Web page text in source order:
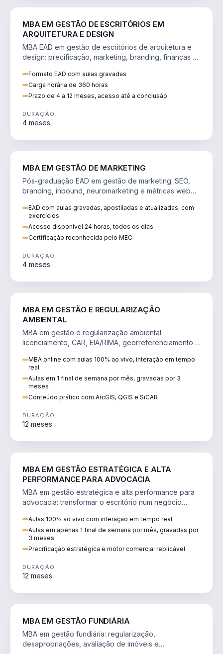
MBA EM GESTÃO DE ESCRITÓRIOS EM
ARQUITETURA E DESIGN
MBA EAD em gestão de escritórios de arquitetura e
design: precificação, marketing, branding, finanças e
Formato EAD com aulas gravadas
Carga horária de 360 horas
Prazo de 4 a 12 meses, acesso até a conclusão
DURAÇÃO
4 meses
MBA EM GESTÃO DE MARKETING
Pós-graduação EAD em gestão de marketing: SEO,
branding, inbound, neuromarketing e métricas web
EAD com aulas gravadas, apostiladas e atualizadas, com
exercícios
Acesso disponível 24 horas, todos os dias
Certificação reconhecida pelo MEC
DURAÇÃO
4 meses
MBA EM GESTÃO E REGULARIZAÇÃO
AMBIENTAL
MBA em gestão e regularização ambiental:
licenciamento, CAR, EIA/RIMA, georreferenciamento e
MBA online com aulas 100% ao vivo, interação em tempo
real
Aulas em 1 final de semana por mês, gravadas por 3
meses
Conteúdo prático com ArcGIS, QGIS e SiCAR
DURAÇÃO
12 meses
MBA EM GESTÃO ESTRATÉGICA E ALTA
PERFORMANCE PARA ADVOCACIA
MBA em gestão estratégica e alta performance para
advocacia: transformar o escritório num negócio
Aulas 100% ao vivo com interação em tempo real
Aulas em apenas 1 final de semana por mês, gravadas por
3 meses
Precificação estratégica e motor comercial replicável
DURAÇÃO
12 meses
MBA EM GESTÃO FUNDIÁRIA
MBA em gestão fundiária: regularização,
desapropriações, avaliação de imóveis e